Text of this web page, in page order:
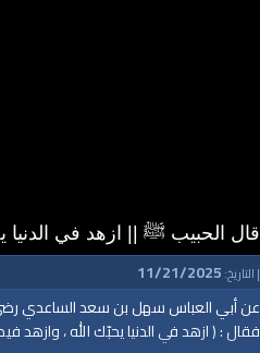
قال الحبيب ﷺ || ازهد في الدنيا
| التاريخ: 11/21/2025
عن أبي العباس سهل بن سعد الساعدي رضي
فقال : ( ازهد في الدنيا يحبّك الله ، وازهد